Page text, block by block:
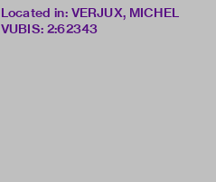
Located in: VERJUX, MICHEL
VUBIS: 2:62343